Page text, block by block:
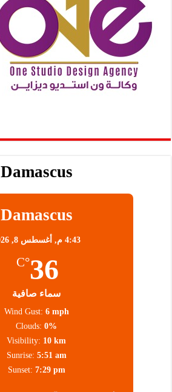
Damascus
Damascus
4:43 م, أغسطس 8, 2026
36
°C
سماء صافية
Wind Gust: 6 mph
Clouds: 0%
Visibility: 10 km
Sunrise: 5:51 am
Sunset: 7:29 pm